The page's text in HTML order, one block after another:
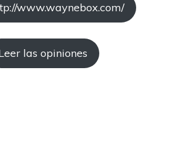
www.waynebox.com/
las opiniones